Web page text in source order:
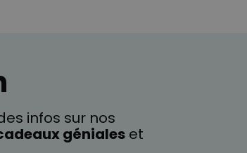
infos sur nos
géniales et